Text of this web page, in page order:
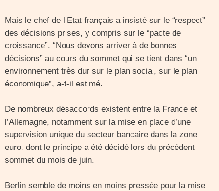
Mais le chef de l’Etat français a insisté sur le “respect”
des décisions prises, y compris sur le “pacte de
croissance”. “Nous devons arriver à de bonnes
décisions” au cours du sommet qui se tient dans “un
environnement très dur sur le plan social, sur le plan
économique”, a-t-il estimé.
De nombreux désaccords existent entre la France et
l’Allemagne, notamment sur la mise en place d’une
supervision unique du secteur bancaire dans la zone
euro, dont le principe a été décidé lors du précédent
sommet du mois de juin.
Berlin semble de moins en moins pressée pour la mise